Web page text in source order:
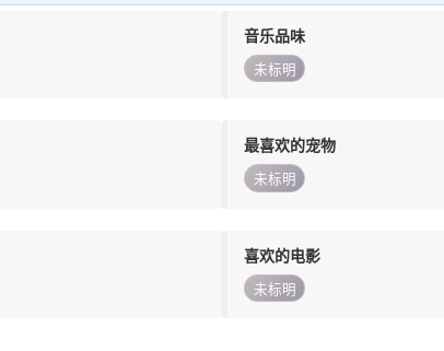
音乐品味
未标明
最喜欢的宠物
未标明
喜欢的电影
未标明